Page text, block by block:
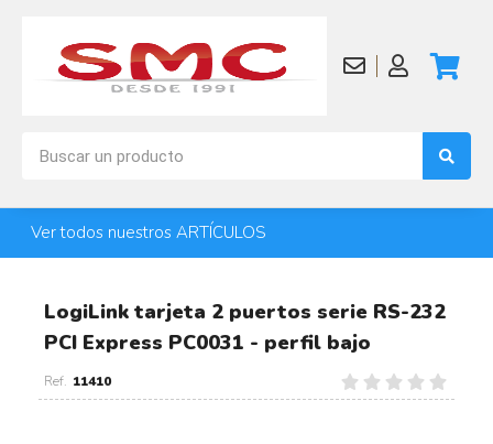
Ver todos nuestros ARTÍCULOS
LogiLink tarjeta 2 puertos serie RS-232
PCI Express PC0031 - perfil bajo
11410